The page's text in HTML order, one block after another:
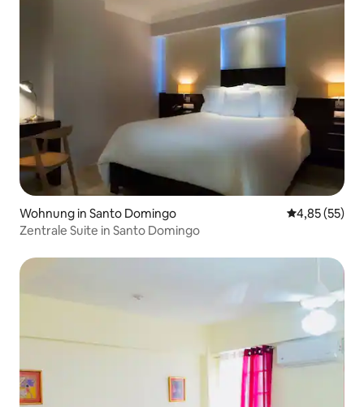
Wohnung in Santo Domingo
4,85 (55)
Zentrale Suite in Santo Domingo